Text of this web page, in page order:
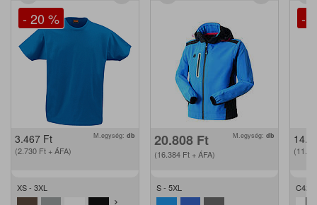
- 20 %
3.467 Ft
(2.730 Ft + ÁFA)
M.egység: db
XS - 3XL
20.808 Ft
(16.384 Ft + ÁFA)
M.egység: db
S - 5XL
-
C42 -